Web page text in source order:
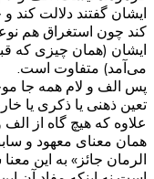
ایشان گفتند دلالت کند
کند چون استغراق هم
ایشان (همان چیزی که
می‌آمد) متفاوت است.
پس الف و لام همه جا
تعین ذهنی یا ذکری یا
علاوه که هیچ گاه از
همان معنای معهود و
الرمان جائز» به این